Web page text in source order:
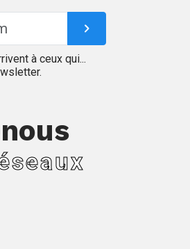
à ceux qui...